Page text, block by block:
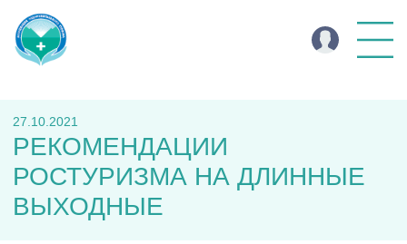
27.10.2021
РЕКОМЕНДАЦИИ
РОСТУРИЗМА НА ДЛИННЫЕ
ВЫХОДНЫЕ